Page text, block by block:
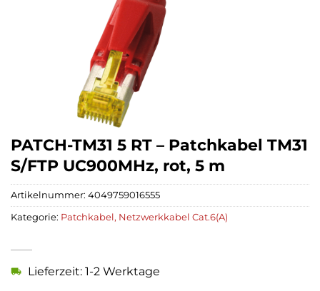
PATCH-TM31 5 RT – Patchkabel TM31
S/FTP UC900MHz, rot, 5 m
Lieferzeit: 1-2 Werktage
Artikelnummer: 4049759016555
Kategorie: Patchkabel, Netzwerkkabel Cat.6(A)